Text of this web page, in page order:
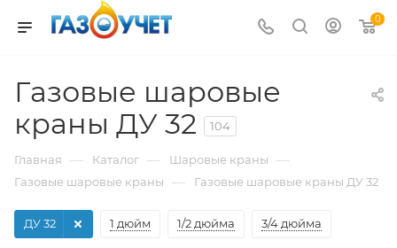
0
Газовые шаровые
краны ДУ 32
104
Главная — Каталог — Шаровые краны —
Газовые шаровые краны — Газовые шаровые краны ДУ 32
1 дюйм 1/2 дюйма 3/4 дюйма
ДУ 32